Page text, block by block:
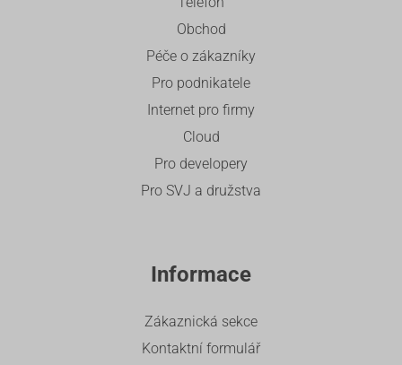
Obchod
Péče o zákazníky
Pro podnikatele
Internet pro firmy
Cloud
Pro developery
Pro SVJ a družstva
Informace
Zákaznická sekce
Kontaktní formulář